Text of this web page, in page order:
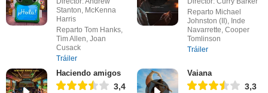
Stanton, McKenna
Harris
Reparto Tom Hanks,
Tim Allen, Joan
Cusack
Tráiler
Reparto Michael
Johnston (II), Inde
Navarrette, Cooper
Tomlinson
Tráiler
Haciendo amigos
3,4
Vaiana
3,3